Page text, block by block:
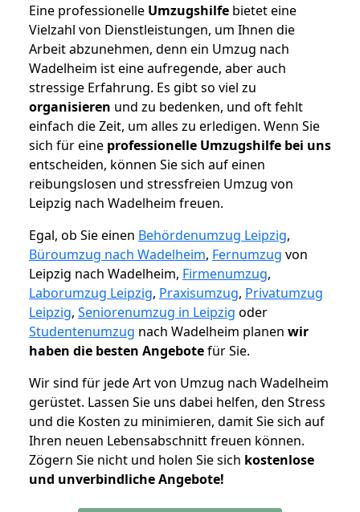
Eine professionelle Umzugshilfe bietet eine
Vielzahl von Dienstleistungen, um Ihnen die
Arbeit abzunehmen, denn ein Umzug nach
Wadelheim ist eine aufregende, aber auch
stressige Erfahrung. Es gibt so viel zu
organisieren und zu bedenken, und oft fehlt
einfach die Zeit, um alles zu erledigen. Wenn Sie
sich für eine professionelle Umzugshilfe bei uns
entscheiden, können Sie sich auf einen
reibungslosen und stressfreien Umzug von
Leipzig nach Wadelheim freuen.
Egal, ob Sie einen Behördenumzug Leipzig,
Büroumzug nach Wadelheim, Fernumzug von
Leipzig nach Wadelheim, Firmenumzug,
Laborumzug Leipzig, Praxisumzug, Privatumzug
Leipzig, Seniorenumzug in Leipzig oder
Studentenumzug nach Wadelheim planen wir
haben die besten Angebotefür Sie.
Wir sind für jede Art von Umzug nach Wadelheim
gerüstet. Lassen Sie uns dabei helfen, den Stress
und die Kosten zu minimieren, damit Sie sich auf
Ihren neuen Lebensabschnitt freuen können.
Zögern Sie nicht und holen Sie sich kostenlose
und unverbindliche Angebote!